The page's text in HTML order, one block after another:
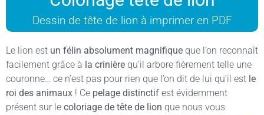
Dessin de tête de lion à imprimer en PDF
Le lion est un félin absolument magnifique que l’on reconnaît
facilement grâce à la crinière qu’il arbore fièrement telle une
couronne… ce n’est pas pour rien que l’on dit de lui qu’il est le
roi des animaux ! Ce pelage distinctif est évidemment
présent sur le coloriage de tête de lion que nous vous